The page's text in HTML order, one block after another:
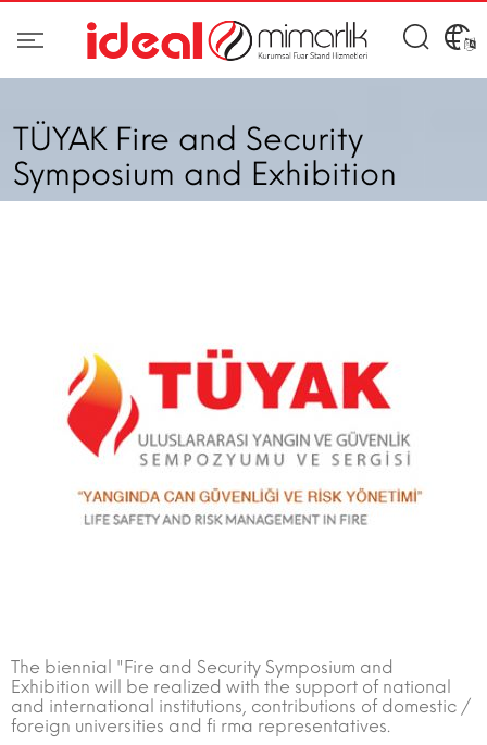
TÜYAK Fire and Security
Symposium and Exhibition
The biennial "Fire and Security Symposium and
Exhibition will be realized with the support of national
and international institutions, contributions of domestic /
foreign universities and fi rma representatives.